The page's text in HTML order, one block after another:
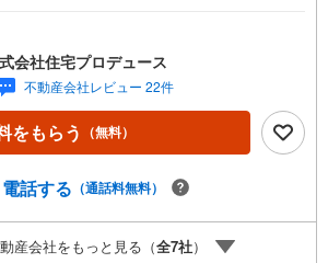
ロは、保土ケ谷区・旭区の不動産売買専門会
物件情報や当社限定で販売する物件情報も多
ので、お気軽にお問合せ下さい！ --------------
宅ローン提案システム 弊社ではファイナンシ
タッフによる【丁寧な資金アドバイス】【ファ
ルプラン提案書の作成】を随時行っておりま
入者だけが加入できる無料の生命保険】【13
宅を買った後から始まる【住宅ローン返済】6
必要になる【老後の費用負担】住宅探しの【こ
会社住宅プロデュース
不動産会社レビュー 22件
をもらう （無料）
電話する （通話料無料）
産会社をもっと見る（全7社）